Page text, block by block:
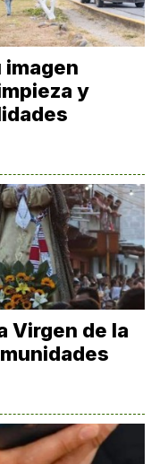
y
Virgen de la